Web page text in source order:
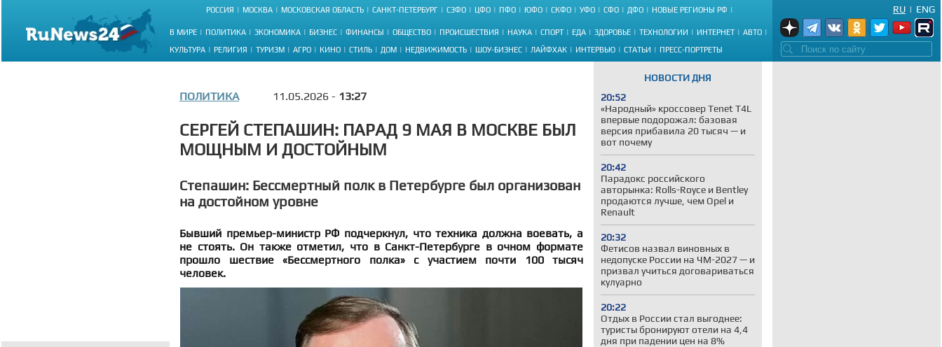
РОССИЯ МОСКВА МОСКОВСКАЯ ОБЛАСТЬ САНКТ-ПЕТЕРБУРГ СЗФО ЦФО ПФО ЮФО СКФО УФО СФО ДФО НОВЫЕ РЕГИОНЫ РФ
В МИРЕ ПОЛИТИКА ЭКОНОМИКА БИЗНЕС ФИНАНСЫ ОБЩЕСТВО ПРОИСШЕСТВИЯ НАУКА СПОРТ ЕДА ЗДОРОВЬЕ ТЕХНОЛОГИИ ИНТЕРНЕТ АВТО
КУЛЬТУРА РЕЛИГИЯ ТУРИЗМ АГРО КИНО СТИЛЬ ДОМ НЕДВИЖИМОСТЬ ШОУ-БИЗНЕС ЛАЙФХАК ИНТЕРВЬЮ СТАТЬИ ПРЕСС-ПОРТРЕТЫ
ENG
|
RU
НОВОСТИ ДНЯ
20:52
«Народный» кроссовер Tenet T4L
впервые подорожал: базовая
версия прибавила 20 тысяч — и
вот почему
20:42
Парадокс российского
авторынка: Rolls-Royce и Bentley
продаются лучше, чем Opel и
Renault
20:32
Фетисов назвал виновных в
недопуске России на ЧМ-2027 — и
призвал учиться договариваться
кулуарно
20:22
Отдых в России стал выгоднее:
туристы бронируют отели на 4,4
дня при падении цен на 8%
ПОЛИТИКА 11.05.2026 - 13:27
СЕРГЕЙ СТЕПАШИН: ПАРАД 9 МАЯ В МОСКВЕ БЫЛ
МОЩНЫМ И ДОСТОЙНЫМ
Степашин: Бессмертный полк в Петербурге был организован
на достойном уровне
Бывший премьер-министр РФ подчеркнул, что техника должна воевать, а
не стоять. Он также отметил, что в Санкт-Петербурге в очном формате
прошло шествие «Бессмертного полка» с участием почти 100 тысяч
человек.